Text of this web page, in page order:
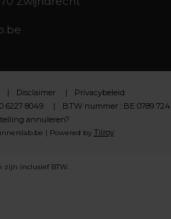
Disclaimer
Privacybeleid
6227 8049
BTW nummer : BE 0789 724
annuleren?
| Powered by Tilroy
zijn inclusief BTW.